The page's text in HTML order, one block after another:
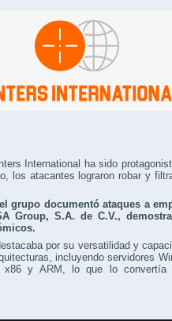
International ha sido
los atacantes lograron robar y
grupo documentó ataques a
Group, S.A. de C.V.,
por su versatilidad y
incluyendo servidores
y ARM, lo que lo convertía